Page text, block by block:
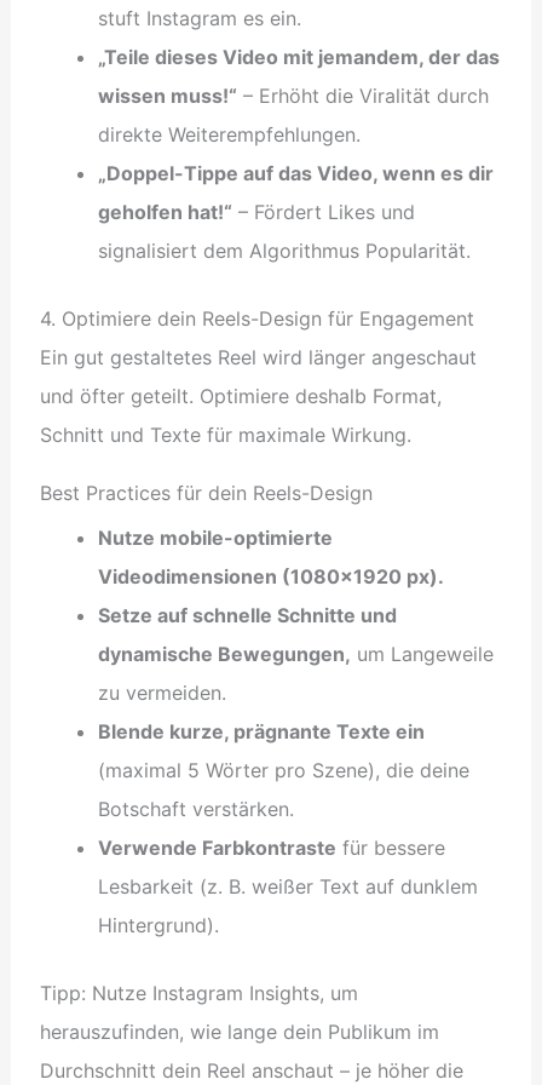
stuft Instagram es ein.
„Teile dieses Video mit jemandem, der das
wissen muss!“ – Erhöht die Viralität durch
direkte Weiterempfehlungen.
„Doppel-Tippe auf das Video, wenn es dir
geholfen hat!“ – Fördert Likes und
signalisiert dem Algorithmus Popularität.
4. Optimiere dein Reels-Design für Engagement
Ein gut gestaltetes Reel wird länger angeschaut
und öfter geteilt. Optimiere deshalb Format,
Schnitt und Texte für maximale Wirkung.
Best Practices für dein Reels-Design
Nutze mobile-optimierte
Videodimensionen (1080×1920 px).
Setze auf schnelle Schnitte und
dynamische Bewegungen, um Langeweile
zu vermeiden.
Blende kurze, prägnante Texte ein
(maximal 5 Wörter pro Szene), die deine
Botschaft verstärken.
Verwende Farbkontraste für bessere
Lesbarkeit (z. B. weißer Text auf dunklem
Hintergrund).
Tipp: Nutze Instagram Insights, um
herauszufinden, wie lange dein Publikum im
Durchschnitt dein Reel anschaut – je höher die